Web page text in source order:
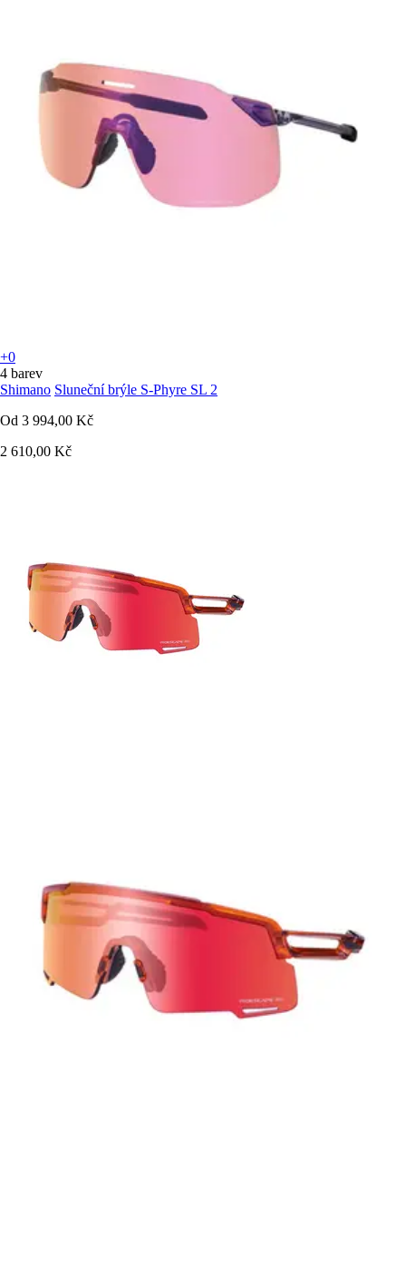
+0
4 barev
Shimano Sluneční brýle S-Phyre SL 2
Od 3 994,00 Kč
2 610,00 Kč